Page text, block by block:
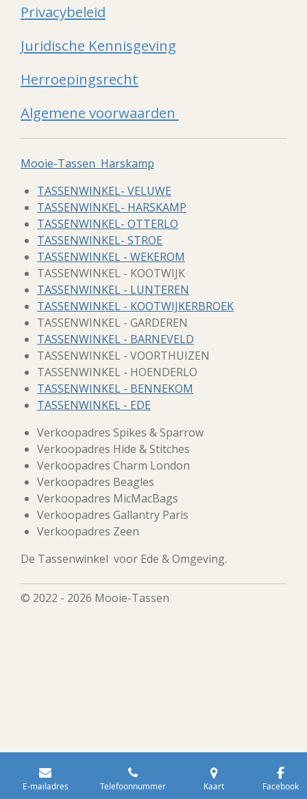
Privacybeleid
Juridische Kennisgeving
Herroepingsrecht
Algemene voorwaarden
Mooie-Tassen Harskamp
TASSENWINKEL- VELUWE
TASSENWINKEL- HARSKAMP
TASSENWINKEL- OTTERLO
TASSENWINKEL- STROE
TASSENWINKEL - WEKEROM
TASSENWINKEL - KOOTWIJK
TASSENWINKEL - LUNTEREN
TASSENWINKEL - KOOTWIJKERBROEK
TASSENWINKEL - GARDEREN
TASSENWINKEL - BARNEVELD
TASSENWINKEL - VOORTHUIZEN
TASSENWINKEL - HOENDERLO
TASSENWINKEL - BENNEKOM
TASSENWINKEL - EDE
Verkoopadres Spikes & Sparrow
Verkoopadres Hide & Stitches
Verkoopadres Charm London
Verkoopadres Beagles
Verkoopadres MicMacBags
Verkoopadres Gallantry Paris
Verkoopadres Zeen
De Tassenwinkel voor Ede & Omgeving.
© 2022 - 2026 Mooie-Tassen
E-mailadres Telefoonnummer Kaart Facebook